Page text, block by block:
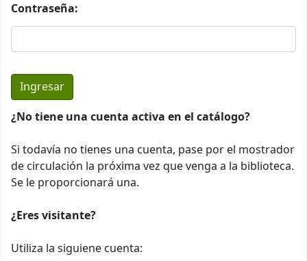
Contraseña:
¿No tiene una cuenta activa en el catálogo?
Si todavía no tienes una cuenta, pase por el mostrador
de circulación la próxima vez que venga a la biblioteca.
Se le proporcionará una.
¿Eres visitante?
Utiliza la siguiene cuenta: